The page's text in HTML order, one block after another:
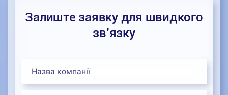
Залиште заявку для швидкого
зв’язку